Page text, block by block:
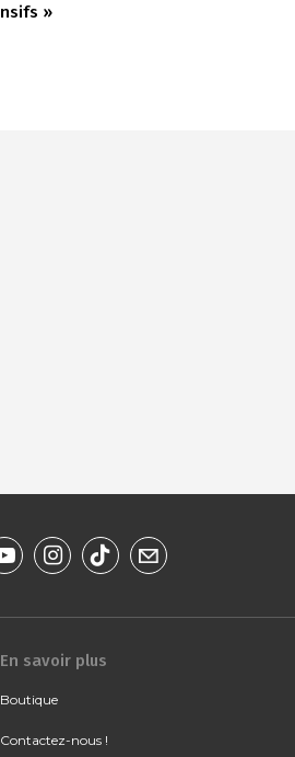
»
En savoir plus
Boutique
Contactez-nous !